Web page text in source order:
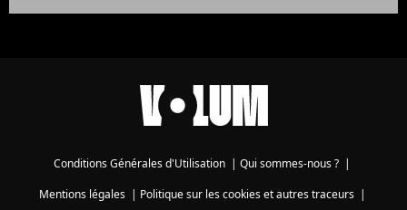
Conditions Générales d'Utilisation | Qui sommes-nous ? |
Mentions légales| Politique sur les cookies et autres traceurs|